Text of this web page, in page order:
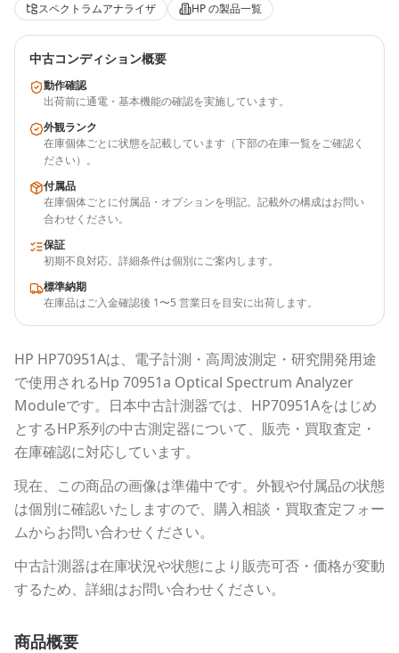
スペクトラムアナライザ HPの製品一覧
中古コンディション概要
動作確認
出荷前に通電・基本機能の確認を実施しています。
外観ランク
在庫個体ごとに状態を記載しています（下部の在庫一覧をご確認く
ださい）。
付属品
在庫個体ごとに付属品・オプションを明記。記載外の構成はお問い
合わせください。
保証
初期不良対応。詳細条件は個別にご案内します。
標準納期
在庫品はご入金確認後 1〜5 営業日を目安に出荷します。
HP HP70951Aは、電子計測・高周波測定・研究開発用途
で使用されるHp 70951a Optical Spectrum Analyzer
Moduleです。 日本中古計測器では、 HP70951Aをはじめ
とするHP系列の中古測定器について、販売・買取査定・
在庫確認に対応しています。
現在、この商品の画像は準備中です。外観や付属品の状態
は個別に確認いたしますので、購入相談・買取査定フォー
ムからお問い合わせください。
中古計測器は在庫状況や状態により販売可否・価格が変動
するため、詳細はお問い合わせください。
商品概要